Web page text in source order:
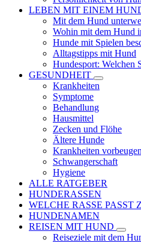
LEBEN MIT EINEM
Mit dem Hund
Wohin mit dem Hund
Hunde mit Spielen
Alltagstipps mit Hund
Hundesport: Welchen
GESUNDHEIT
Krankheiten
Symptome
Behandlung
Hausmittel
Zecken und Flöhe
Ältere Hunde
Krankheiten vorbeugen
Schwangerschaft
Hygiene
ALLE RATGEBER
HUNDERASSEN
WELCHE RASSE PASST
HUNDENAMEN
REISEN MIT HUND
Reiseziele mit dem